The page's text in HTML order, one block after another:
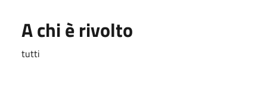
A chi è rivolto
tutti